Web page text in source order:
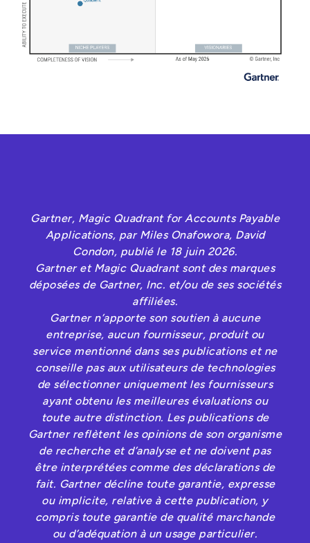
Gartner, Magic Quadrant for Accounts Payable
Applications, par Miles Onafowora, David
Condon, publié le 18 juin 2026.
Gartner et Magic Quadrant sont des marques
déposées de Gartner, Inc. et/ou de ses sociétés
affiliées.
Gartner n’apporte son soutien à aucune
entreprise, aucun fournisseur, produit ou
service mentionné dans ses publications et ne
conseille pas aux utilisateurs de technologies
de sélectionner uniquement les fournisseurs
ayant obtenu les meilleures évaluations ou
toute autre distinction. Les publications de
Gartner reflètent les opinions de son organisme
de recherche et d’analyse et ne doivent pas
être interprétées comme des déclarations de
fait. Gartner décline toute garantie, expresse
ou implicite, relative à cette publication, y
compris toute garantie de qualité marchande
ou d’adéquation à un usage particulier.